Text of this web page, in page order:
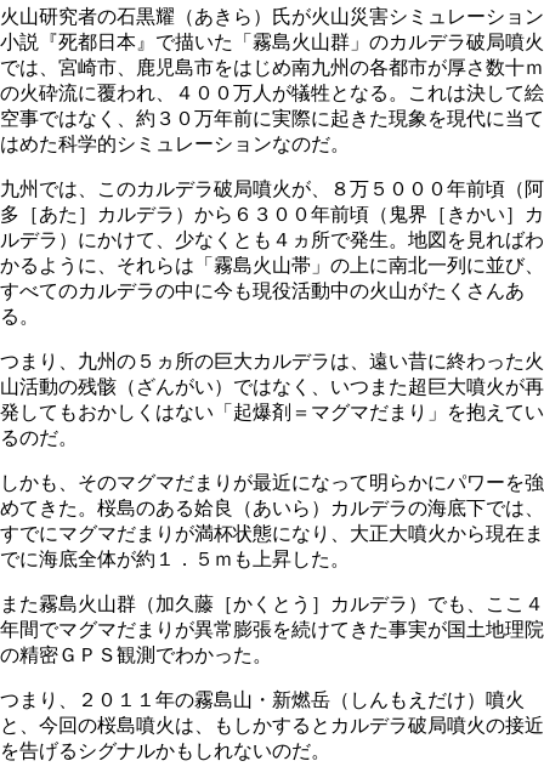
火山研究者の石黒耀（あきら）氏が火山災害シミュレーション
小説『死都日本』で描いた「霧島火山群」のカルデラ破局噴火
では、宮崎市、鹿児島市をはじめ南九州の各都市が厚さ数十ｍ
の火砕流に覆われ、４００万人が犠牲となる。これは決して絵
空事ではなく、約３０万年前に実際に起きた現象を現代に当て
はめた科学的シミュレーションなのだ。
九州では、このカルデラ破局噴火が、８万５０００年前頃（阿
多［あた］カルデラ）から６３００年前頃（鬼界［きかい］カ
ルデラ）にかけて、少なくとも４ヵ所で発生。地図を見ればわ
かるように、それらは「霧島火山帯」の上に南北一列に並び、
すべてのカルデラの中に今も現役活動中の火山がたくさんあ
る。
つまり、九州の５ヵ所の巨大カルデラは、遠い昔に終わった火
山活動の残骸（ざんがい）ではなく、いつまた超巨大噴火が再
発してもおかしくはない「起爆剤＝マグマだまり」を抱えてい
るのだ。
しかも、そのマグマだまりが最近になって明らかにパワーを強
めてきた。桜島のある姶良（あいら）カルデラの海底下では、
すでにマグマだまりが満杯状態になり、大正大噴火から現在ま
でに海底全体が約１．５ｍも上昇した。
また霧島火山群（加久藤［かくとう］カルデラ）でも、ここ４
年間でマグマだまりが異常膨張を続けてきた事実が国土地理院
の精密ＧＰＳ観測でわかった。
つまり、２０１１年の霧島山・新燃岳（しんもえだけ）噴火
と、今回の桜島噴火は、もしかするとカルデラ破局噴火の接近
を告げるシグナルかもしれないのだ。